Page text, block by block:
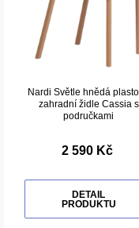
Nardi Světle hnědá
zahradní židle Cassia s
područkami
2 590 Kč
DETAIL
PRODUKTU